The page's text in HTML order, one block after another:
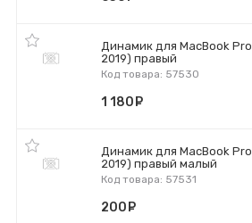
Динамик для MacBook
2019) правый
Код товара: 57530
1 180
Динамик для MacBook
2019) правый малый
Код товара: 57531
200